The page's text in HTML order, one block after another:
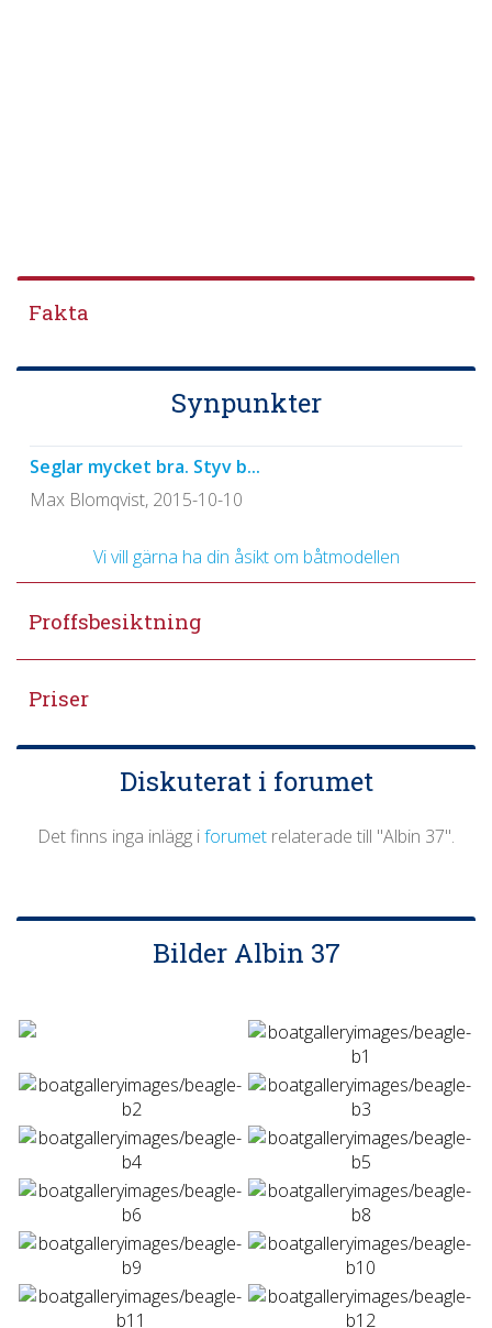
Fakta
Synpunkter
Seglar mycket bra. Styv b...
Max Blomqvist, 2015-10-10
Vi vill gärna ha din åsikt om båtmodellen
Proffsbesiktning
Priser
Diskuterat i forumet
Det finns inga inlägg iforumet relaterade till "Albin 37".
Bilder Albin 37